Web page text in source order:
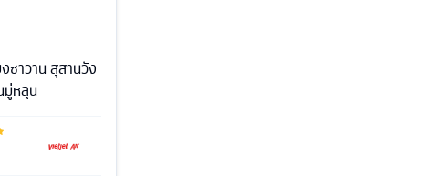
ซาวาน สุสานวัง
มู่หลุน